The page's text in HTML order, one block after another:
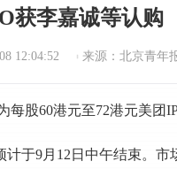
获李嘉诚等认购
12:04:52 来源：北京青年
每股60港元至72港元美团
于9月12日中午结束。